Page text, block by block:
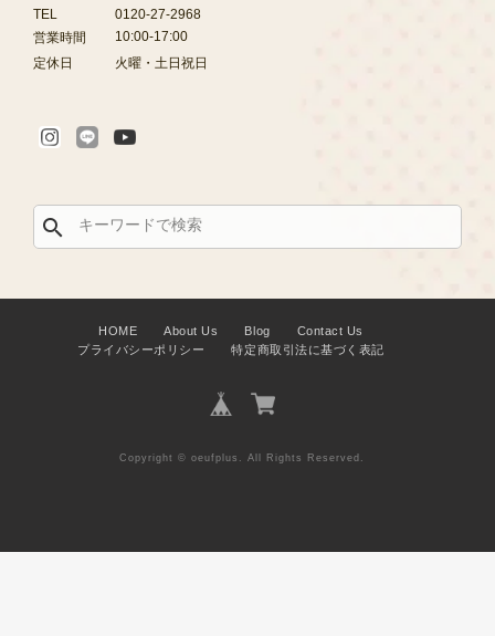
TEL
0120-27-2968
営業時間
10:00-17:00
定休日
火曜・土日祝日
search
HOME About Us Blog
Contact Us
プライバシーポリシー
特定商取引法に基づく表記
Copyright © oeufplus. All Rights Reserved.